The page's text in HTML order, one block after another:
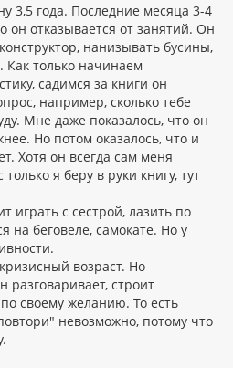
3,5 года. Последние месяца 3-4
он отказывается от занятий. Он
нанизывать бусины,
Как только начинаем
садимся за книги он
например, сколько тебе
Мне даже показалось, что он
Но потом оказалось, что и
Хотя он всегда сам меня
я беру в руки книгу, тут
с сестрой, лазить по
на беговеле, самокате. Но у
возраст. Но
разговаривает, строит
своему желанию. То есть
невозможно, потому что